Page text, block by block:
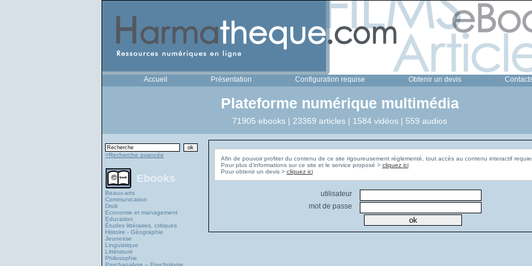
Accueil Présentation Configuration requise Obtenir un devis
Plateforme numérique multimédia
71905 ebooks | 23369 articles | 1584 vidéos | 559 audios
>Recherche avancée
Ebooks
Beaux-arts
Communication
Droit
Economie et management
Education
Études littéraires, critiques
Histoire - Géographie
Jeunesse
Linguistique
Littérature
Philosophie
Psychanalyse – Psychologie
Afin de pouvoir profiter du contenu de ce site rigoureusement réglementé, tout accès au contenu interactif
Pour plus d'informations sur ce site et le service proposé > cliquez ici
Pour obtenir un devis > cliquez ici
utilisateur
mot de passe